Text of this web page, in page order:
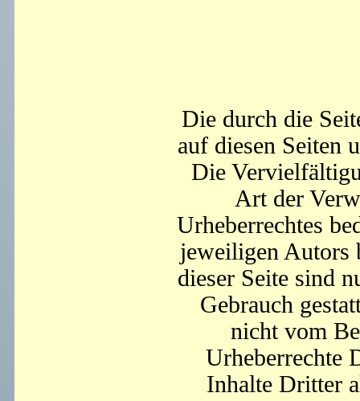
Die durch die
auf diesen Seiten
Die
Art der
Urheberrechtes
jeweiligen Autors
dieser Seite sind
Gebrauch
nicht vom
Urheberrechte
Inhalte Dritter